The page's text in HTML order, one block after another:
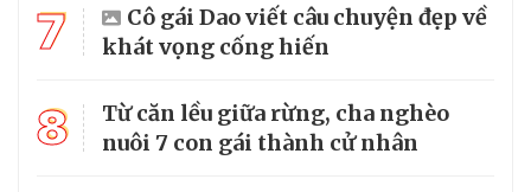
7
Cô gái Dao viết câu chuyện đẹp về
khát vọng cống hiến
8
Từ căn lều giữa rừng, cha nghèo
nuôi 7 con gái thành cử nhân